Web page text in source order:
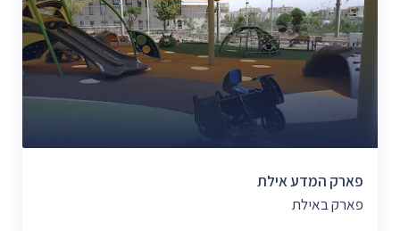
פארק המדע אילת
פארק באילת